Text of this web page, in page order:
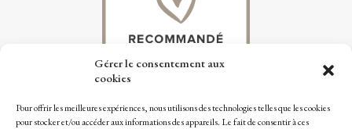
Gérer le consentement aux
cookies
Pour offrir les meilleures expériences, nous utilisons des technologies telles que les cookies
pour stocker et/ou accéder aux informations des appareils. Le fait de consentir à ces